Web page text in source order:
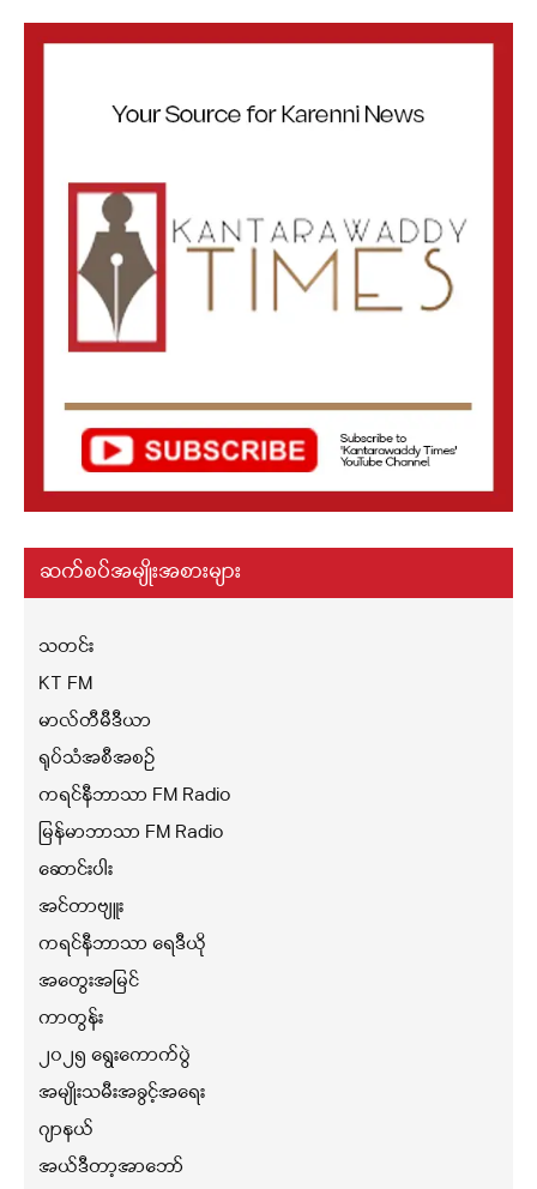
ဆက်စပ်အမျိုးအစားများ
သတင်း
KT FM
မာလ်တီမီဒီယာ
ရုပ်သံအစီအစဉ်
ကရင်နီဘာသာ FM Radio
မြန်မာဘာသာ FM Radio
ဆောင်းပါး
အင်တာဗျူး
ကရင်နီဘာသာ ရေဒီယို
အတွေးအမြင်
ကာတွန်း
၂၀၂၅ ရွေးကောက်ပွဲ
အမျိုးသမီးအခွင့်အရေး
ဂျာနယ်
အယ်ဒီတာ့အာဘော်